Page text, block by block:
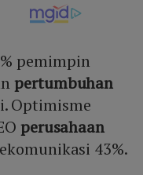
pemimpin
pertumbuhan
Optimisme
perusahaan
43%.